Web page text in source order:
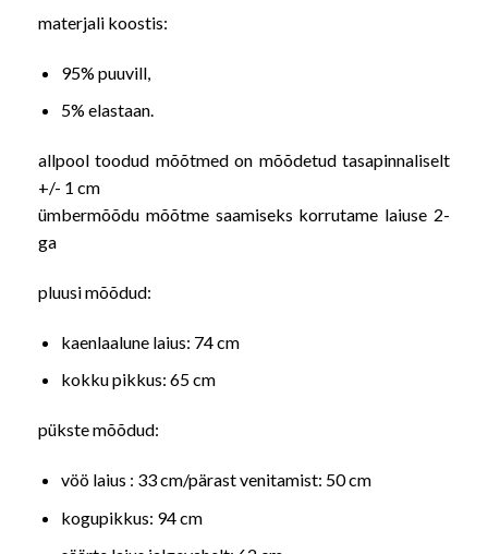
materjali koostis:
95% puuvill,
5% elastaan.
allpool toodud mõõtmed on mõõdetud tasapinnaliselt
+/- 1 cm
ümbermõõdu mõõtme saamiseks korrutame laiuse 2-
ga
pluusi mõõdud:
kaenlaalune laius: 74 cm
kokku pikkus: 65 cm
pükste mõõdud:
vöö laius : 33 cm/pärast venitamist: 50 cm
kogupikkus: 94 cm